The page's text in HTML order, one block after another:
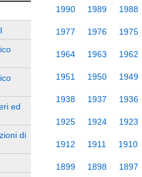
ed
di
1990 1989 1988
1977 1976 1975
1964 1963 1962
1951 1950 1949
1938 1937 1936
1925 1924 1923
1912 1911 1910
1899 1898 1897